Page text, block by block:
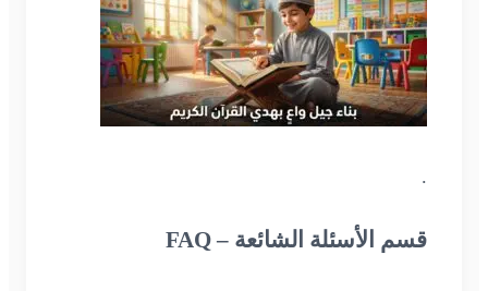
.
قسم الأسئلة الشائعة – FAQ